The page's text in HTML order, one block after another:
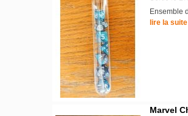
Ensemble
lire la suite
Marvel